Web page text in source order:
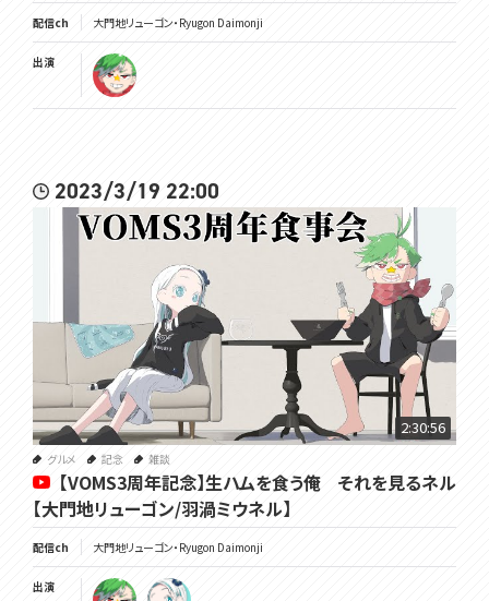
配信ch 大門地リューゴン・Ryugon Daimonji
出演
2023/3/19 22:00
2:30:56
グルメ 記念 雑談
【VOMS3周年記念】生ハムを食う俺 それを見るネル
【大門地リューゴン/羽渦ミウネル】
配信ch 大門地リューゴン・Ryugon Daimonji
出演